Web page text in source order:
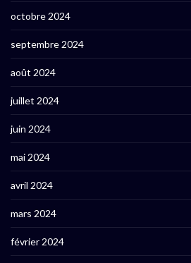
octobre 2024
septembre 2024
août 2024
juillet 2024
juin 2024
mai 2024
avril 2024
mars 2024
février 2024